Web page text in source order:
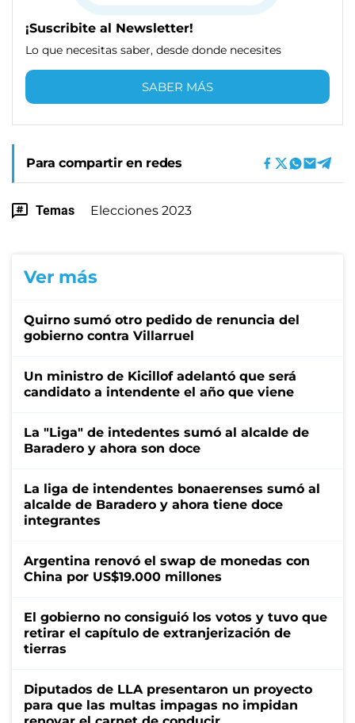
¡Suscribite al Newsletter!
Lo que necesitas saber, desde donde necesites
SABER MÁS
Para compartir en redes
Temas Elecciones 2023
Ver más
Quirno sumó otro pedido de renuncia del
gobierno contra Villarruel
Un ministro de Kicillof adelantó que será
candidato a intendente el año que viene
La "Liga" de intedentes sumó al alcalde de
Baradero y ahora son doce
La liga de intendentes bonaerenses sumó al
alcalde de Baradero y ahora tiene doce
integrantes
Argentina renovó el swap de monedas con
China por US$19.000 millones
El gobierno no consiguió los votos y tuvo que
retirar el capítulo de extranjerización de
tierras
Diputados de LLA presentaron un proyecto
para que las multas impagas no impidan